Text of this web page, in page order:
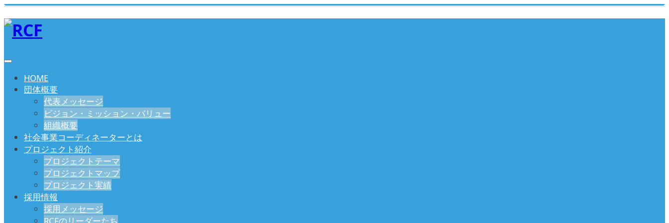
HOME
団体概要
代表メッセージ
ビジョン・ミッション・バリュー
組織概要
社会事業コーディネーターとは
プロジェクト紹介
プロジェクトテーマ
プロジェクトマップ
プロジェクト実績
採用情報
採用メッセージ
RCFのリーダーたち